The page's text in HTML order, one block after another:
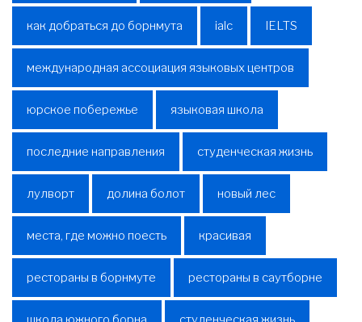
как добраться до борнмута ialc IELTS
международная ассоциация языковых центров
юрское побережье языковая школа
последние направления студенческая жизнь
лулворт долина болот новый лес
места, где можно поесть красивая
рестораны в борнмуте рестораны в саутборне